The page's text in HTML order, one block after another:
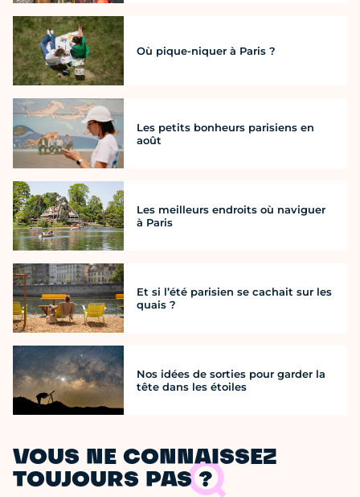
Où pique-niquer à Paris ?
Les petits bonheurs parisiens en
août
Les meilleurs endroits où naviguer
à Paris
Et si l’été parisien se cachait sur les
quais ?
Nos idées de sorties pour garder la
tête dans les étoiles
VOUS NE CONNAISSEZ
TOUJOURS PAS ?